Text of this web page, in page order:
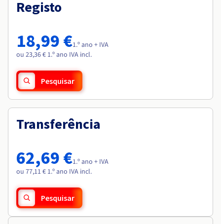
Preços
Roadmap & Changelog
Observabilidade
Roadmap & Changelog
Roadmap & Changelog
Roadmap & Changelog
Roadmap & Changelog
Registo
18,99 €1.º ano + IVA
ou 23,36 € 1.º ano IVA incl.
Pesquisar
Transferência
62,69 €1.º ano + IVA
ou 77,11 € 1.º ano IVA incl.
Pesquisar